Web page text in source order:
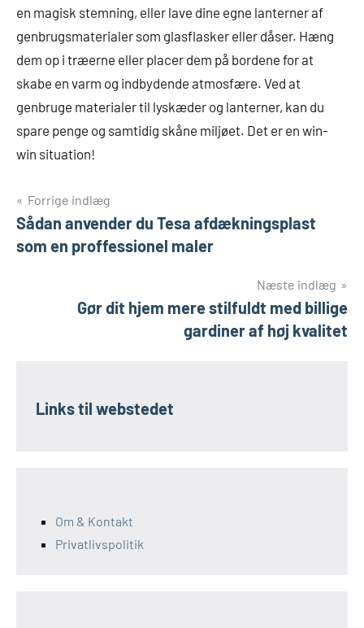
en magisk stemning, eller lave dine egne lanterner af
genbrugsmaterialer som glasflasker eller dåser. Hæng
dem op i træerne eller placer dem på bordene for at
skabe en varm og indbydende atmosfære. Ved at
genbruge materialer til lyskæder og lanterner, kan du
spare penge og samtidig skåne miljøet. Det er en win-
win situation!
Indlægsnavigation
Forrige indlæg
Sådan anvender du Tesa afdækningsplast
som en proffessionel maler
Næste indlæg
Gør dit hjem mere stilfuldt med billige
gardiner af høj kvalitet
Links til webstedet
Om & Kontakt
Privatlivspolitik